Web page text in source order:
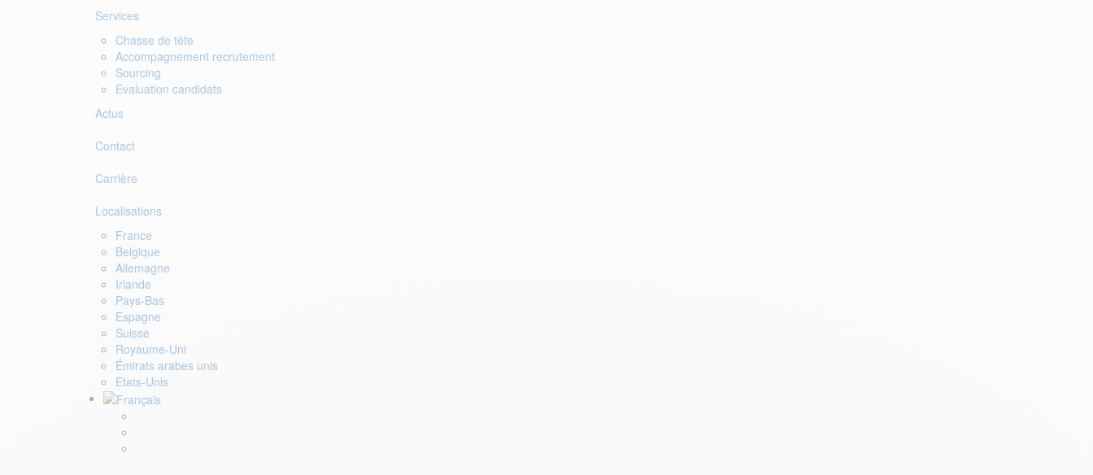
Services
Chasse de tête
Accompagnement recrutement
Sourcing
Evaluation candidats
Actus
Contact
Carrière
Localisations
France
Belgique
Allemagne
Irlande
Pays-Bas
Espagne
Suisse
Royaume-Uni
Émirats arabes unis
Etats-Unis